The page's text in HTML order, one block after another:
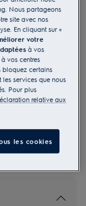
36 mm
Nous partageons
site avec nos
En cliquant sur «
votre
à vos
vos centres
bloquez certains
services que nous
Pour plus
relative aux
les cookies